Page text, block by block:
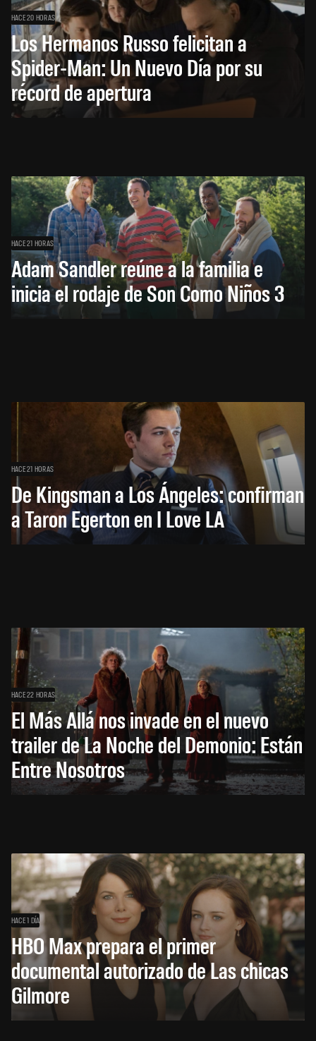
HACE 20 HORAS
Los Hermanos Russo felicitan a
Spider-Man: Un Nuevo Día por su
récord de apertura
HACE 21 HORAS
Adam Sandler reúne a la familia e
inicia el rodaje de Son Como Niños 3
HACE 21 HORAS
De Kingsman a Los Ángeles: confirman
a Taron Egerton en I Love LA
HACE 22 HORAS
El Más Allá nos invade en el nuevo
trailer de La Noche del Demonio: Están
Entre Nosotros
HACE 1 DÍA
HBO Max prepara el primer
documental autorizado de Las chicas
Gilmore